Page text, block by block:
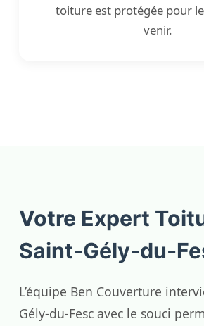
toiture est protégée pour
venir.
Votre Expert
Saint-Gély-du-
L’équipe Ben Couverture
Gély-du-Fesc avec le souci